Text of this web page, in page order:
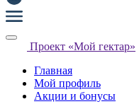
Проект «Мой гектар»
Главная
Мой профиль
Акции и бонусы